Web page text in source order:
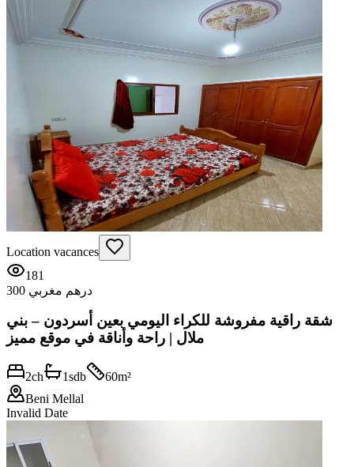
Location vacances
181
300 درهم مغربي
شقة راقية مفروشة للكراء اليومي بعين أسردون – بني
ملال | راحة وأناقة في موقع مميز
2ch 1sdb 60m²
Beni Mellal
Invalid Date